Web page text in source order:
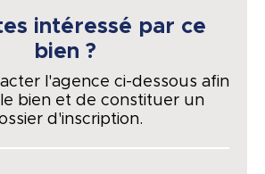
intéressé par ce
bien ?
l'agence ci-dessous afin
bien et de constituer un
d'inscription.